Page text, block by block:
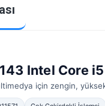
Intel Core
için zengin,